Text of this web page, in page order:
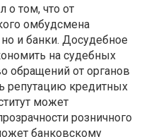
о том, что от
омбудсмена
и банки. Досудебное
на судебных
обращений от органов
репутацию кредитных
может
розничного
банковскому